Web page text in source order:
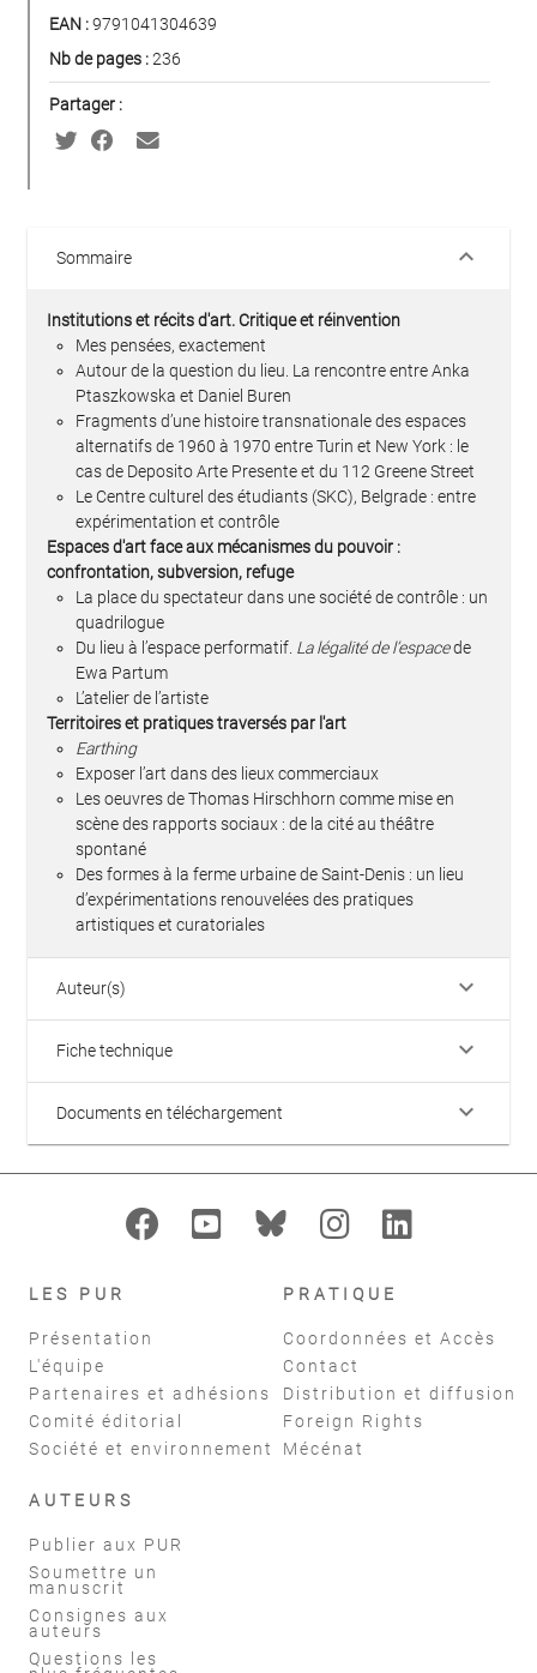
EAN :9791041304639
Nb de pages :236
Partager :
Sommaire keyboard_arrow_down
Institutions et récits d'art. Critique et réinvention
Mes pensées, exactement
Autour de la question du lieu. La rencontre entre Anka
Ptaszkowska et Daniel Buren
Fragments d’une histoire transnationale des espaces
alternatifs de 1960 à 1970 entre Turin et New York : le
cas de Deposito Arte Presente et du 112 Greene Street
Le Centre culturel des étudiants (SKC), Belgrade : entre
expérimentation et contrôle
Espaces d'art face aux mécanismes du pouvoir :
confrontation, subversion, refuge
La place du spectateur dans une société de contrôle : un
quadrilogue
Du lieu à l’espace performatif. La légalité de l’espacede
Ewa Partum
L’atelier de l’artiste
Territoires et pratiques traversés par l'art
Earthing
Exposer l’art dans des lieux commerciaux
Les oeuvres de Thomas Hirschhorn comme mise en
scène des rapports sociaux : de la cité au théâtre
spontané
Des formes à la ferme urbaine de Saint-Denis : un lieu
d’expérimentations renouvelées des pratiques
artistiques et curatoriales
Auteur(s) keyboard_arrow_down
Fiche technique keyboard_arrow_down
Documents en téléchargement keyboard_arrow_down
LES PUR
Présentation
L'équipe
Partenaires et adhésions
Comité éditorial
Société et environnement
PRATIQUE
Coordonnées et Accès
Contact
Distribution et diffusion
Foreign Rights
Mécénat
AUTEURS
Publier aux PUR
Soumettre un
manuscrit
Consignes aux
auteurs
Questions les